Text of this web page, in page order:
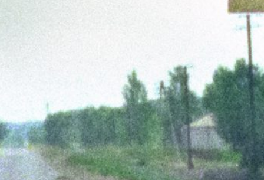
JE N’AVAIS QUE LE NÉANT –
SHOAH PAR LANZMANN